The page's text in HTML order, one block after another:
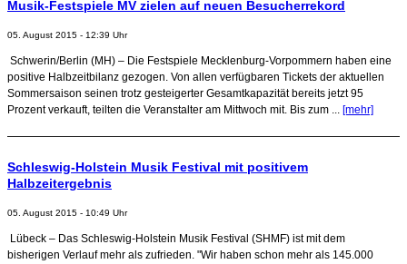
Musik-Festspiele MV zielen auf neuen Besucherrekord
05. August 2015 - 12:39 Uhr
Schwerin/Berlin (MH) – Die Festspiele Mecklenburg-Vorpommern haben eine
positive Halbzeitbilanz gezogen. Von allen verfügbaren Tickets der aktuellen
Sommersaison seinen trotz gesteigerter Gesamtkapazität bereits jetzt 95
Prozent verkauft, teilten die Veranstalter am Mittwoch mit. Bis zum ... [mehr]
Schleswig-Holstein Musik Festival mit positivem
Halbzeitergebnis
05. August 2015 - 10:49 Uhr
Lübeck – Das Schleswig-Holstein Musik Festival (SHMF) ist mit dem
bisherigen Verlauf mehr als zufrieden. "Wir haben schon mehr als 145.000